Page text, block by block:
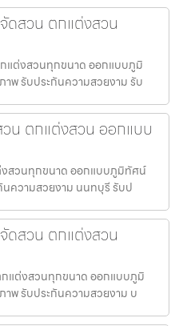
ดสวน ตกแต่งสวน
แต่งสวนทุกขนาด ออกแบบภูมิ
พ รับประกันความสวยงาม รับ
น ตกแต่งสวน ออกแบบ
สวนทุกขนาด ออกแบบภูมิทัศน์
นความสวยงาม นนทบุรี รับป
ดสวน ตกแต่งสวน
แต่งสวนทุกขนาด ออกแบบภูมิ
พ รับประกันความสวยงาม บ